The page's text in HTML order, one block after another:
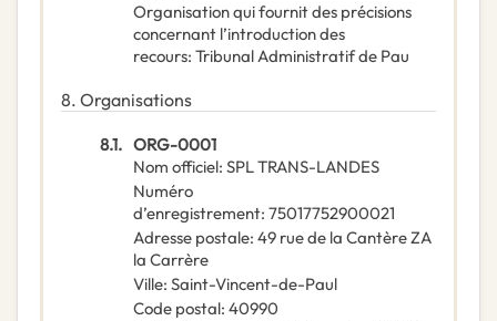
Organisation qui fournit des précisions
concernant l’introduction des
recours: Tribunal Administratif de Pau
8. Organisations
8.1. ORG-0001
Nom officiel: SPL TRANS-LANDES
Numéro
d’enregistrement: 75017752900021
Adresse postale: 49 rue de la Cantère ZA
la Carrère
Ville: Saint-Vincent-de-Paul
Code postal: 40990